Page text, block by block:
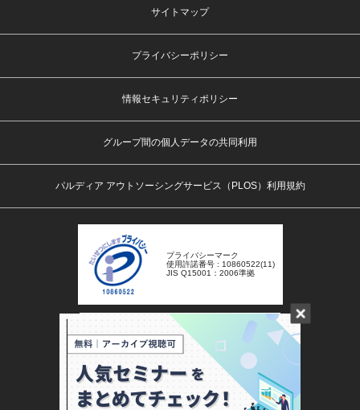
サイトマップ
プライバシーポリシー
情報セキュリティポリシー
グループ間の個人データの共同利用
パルディア アウトソーシングサービス（PLOS）利用規約
プライバシーマーク
使用許諾番号 : 10860522(11)
JIS Q15001：2006準拠